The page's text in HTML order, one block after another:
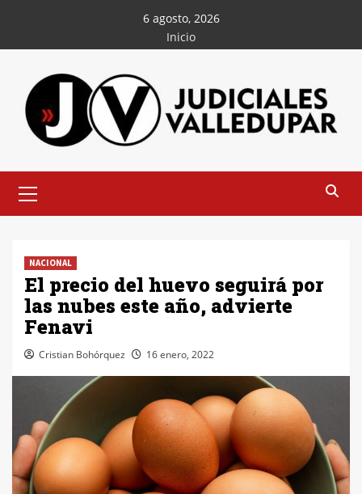
contenido
6 agosto, 2026
Inicio
principal
NACIONAL
El precio del huevo seguirá por
las nubes este año, advierte
Fenavi
Cristian Bohórquez 16 enero, 2022